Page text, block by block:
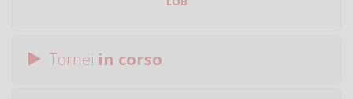
Tornei in corso